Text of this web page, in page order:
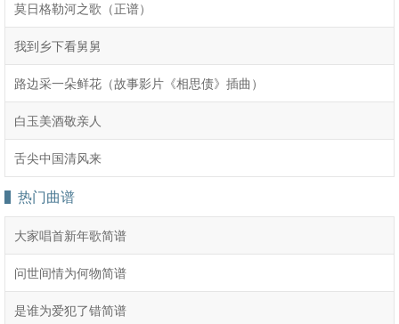
莫日格勒河之歌（正谱）
我到乡下看舅舅
路边采一朵鲜花（故事影片《相思债》插曲）
白玉美酒敬亲人
舌尖中国清风来
热门曲谱
大家唱首新年歌简谱
问世间情为何物简谱
是谁为爱犯了错简谱